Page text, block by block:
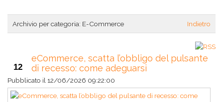
Archivio per categoria: E-Commerce Indietro
12
eCommerce, scatta l’obbligo del pulsante
di recesso: come adeguarsi
Pubblicato il 12/06/2026 09:22:00